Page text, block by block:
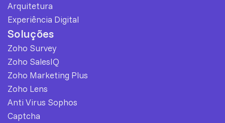
Arquitetura
Experiência Digital
Soluções
Zoho Survey
Zoho SalesIQ
Zoho Marketing Plus
Zoho Lens
Anti Virus Sophos
Captcha